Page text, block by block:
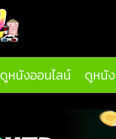
ดูหนังออนไลน์ ดูหนั